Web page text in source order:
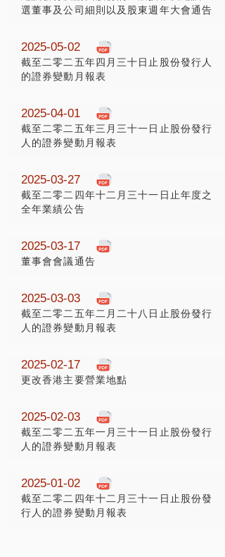
選董事及公司細則以及股東週年大會通告
2025-05-02
截至二零二五年四月三十日止股份發行人
的證券變動月報表
2025-04-01
截至二零二五年三月三十一日止股份發行
人的證券變動月報表
2025-03-27
截至二零二四年十二月三十一日止年度之
全年業績公告
2025-03-17
董事會會議通告
2025-03-03
截至二零二五年二月二十八日止股份發行
人的證券變動月報表
2025-02-17
更改香港主要營業地點
2025-02-03
截至二零二五年一月三十一日止股份發行
人的證券變動月報表
2025-01-02
截至二零二四年十二月三十一日止股份發
行人的證券變動月報表